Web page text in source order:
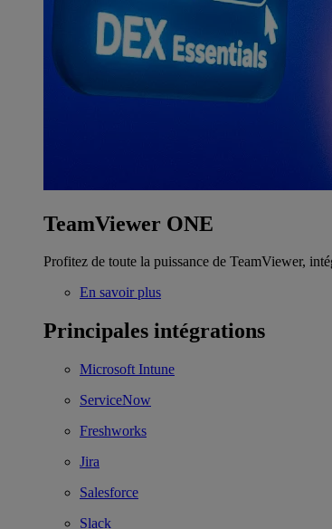
TeamViewer ONE
Profitez de toute la puissance de TeamViewer,
En savoir plus
Principales intégrations
Microsoft Intune
ServiceNow
Freshworks
Jira
Salesforce
Slack